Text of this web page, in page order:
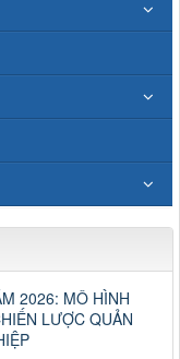
2026: MÔ HÌNH
LƯỢC QUẢN